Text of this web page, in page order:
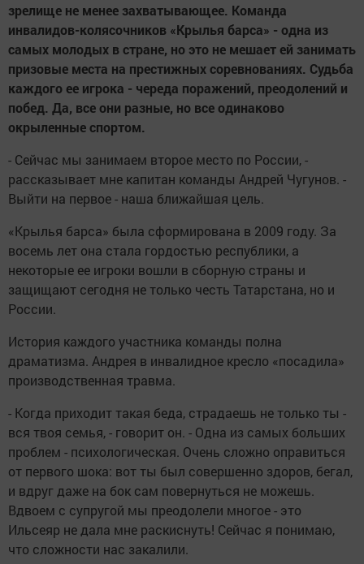
зрелище не менее захватывающее. Команда
инвалидов-колясочников «Крылья барса» - одна из
самых молодых в стране, но это не мешает ей занимать
призовые места на престижных соревнованиях. Судьба
каждого ее игрока - череда поражений, преодолений и
побед. Да, все они разные, но все одинаково
окрыленные спортом.
- Сейчас мы занимаем второе место по России, -
рассказывает мне капитан команды Андрей Чугунов. -
Выйти на первое - наша ближайшая цель.
«Крылья барса» была сформирована в 2009 году. За
восемь лет она стала гордостью республики, а
некоторые ее игроки вошли в сборную страны и
защищают сегодня не только честь Татарстана, но и
России.
История каждого участника команды полна
драматизма. Андрея в инвалидное кресло «посадила»
производственная травма.
- Когда приходит такая беда, страдаешь не только ты -
вся твоя семья, - говорит он. - Одна из самых больших
проблем - психологическая. Очень сложно оправиться
от первого шока: вот ты был совершенно здоров, бегал,
и вдруг даже на бок сам повернуться не можешь.
Вдвоем с супругой мы преодолели многое - это
Ильсеяр не дала мне раскиснуть! Сейчас я понимаю,
что сложности нас закалили.